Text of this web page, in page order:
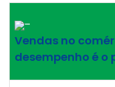
–
Vendas no
desempenho é o